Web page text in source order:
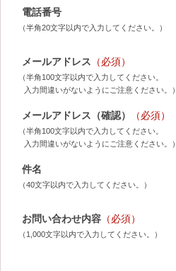
電話番号
（半角20文字以内で入力してください。）
メールアドレス （必須）
（半角100文字以内で入力してください。
入力間違いがないようにご注意ください。）
メールアドレス（確認） （必須）
（半角100文字以内で入力してください。
入力間違いがないようにご注意ください。）
件名
（40文字以内で入力してください。）
お問い合わせ内容 （必須）
（1,000文字以内で入力してください。）